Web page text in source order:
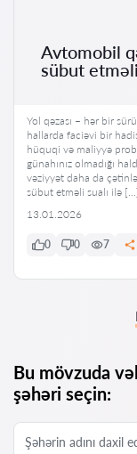
Avtomobil
sübut
Yol qəzası – hər bir
hallarda faciəvi bir
hüquqi və maliyyə
günahınız olmadığı
vəziyyət daha da
sübut etməli sualı ilə
13.01.2026
0 0 7
Bu mövzuda
şəhəri seçin: